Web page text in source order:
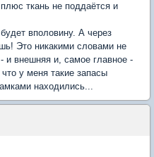
ткань не поддаётся и
вполовину. А через
Это никакими словами не
и внешняя и, самое главное -
у меня такие запасы
находились...